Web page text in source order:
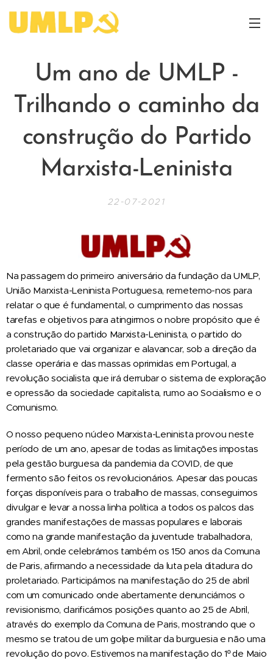
Um ano de UMLP -
Trilhando o caminho da
construção do Partido
Marxista-Leninista
22-07-2021
Na passagem do primeiro aniversário da fundação da UMLP,
União Marxista-Leninista Portuguesa, remetemo-nos para
relatar o que é fundamental, o cumprimento das nossas
tarefas e objetivos para atingirmos o nobre propósito que é
a construção do partido Marxista-Leninista, o partido do
proletariado que vai organizar e alavancar, sob a direção da
classe operária e das massas oprimidas em Portugal, a
revolução socialista que irá derrubar o sistema de exploração
e opressão da sociedade capitalista, rumo ao Socialismo e o
Comunismo.
O nosso pequeno núcleo Marxista-Leninista provou neste
período de um ano, apesar de todas as limitações impostas
pela gestão burguesa da pandemia da COVID, de que
fermento são feitos os revolucionários. Apesar das poucas
forças disponíveis para o trabalho de massas, conseguimos
divulgar e levar a nossa linha política a todos os palcos das
grandes manifestações de massas populares e laborais
como na grande manifestação da juventude trabalhadora,
em Abril, onde celebrámos também os 150 anos da Comuna
de Paris, afirmando a necessidade da luta pela ditadura do
proletariado. Participámos na manifestação do 25 de abril
com um comunicado onde abertamente denunciámos o
revisionismo, clarificámos posições quanto ao 25 de Abril,
através do exemplo da Comuna de Paris, mostrando que o
mesmo se tratou de um golpe militar da burguesia e não uma
revolução do povo. Estivemos na manifestação do 1º de Maio